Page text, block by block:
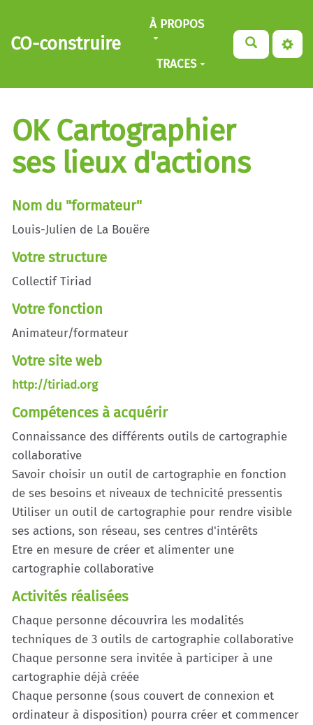
Aller au contenu principal
CO-construire
À PROPOS
TRACES
OK Cartographier
ses lieux d'actions
Nom du "formateur"
Louis-Julien de La Bouëre
Votre structure
Collectif Tiriad
Votre fonction
Animateur/formateur
Votre site web
http://tiriad.org
Compétences à acquérir
Connaissance des différents outils de cartographie
collaborative
Savoir choisir un outil de cartographie en fonction
de ses besoins et niveaux de technicité pressentis
Utiliser un outil de cartographie pour rendre visible
ses actions, son réseau, ses centres d'intérêts
Etre en mesure de créer et alimenter une
cartographie collaborative
Activités réalisées
Chaque personne découvrira les modalités
techniques de 3 outils de cartographie collaborative
Chaque personne sera invitée à participer à une
cartographie déjà créée
Chaque personne (sous couvert de connexion et
ordinateur à disposition) pourra créer et commencer